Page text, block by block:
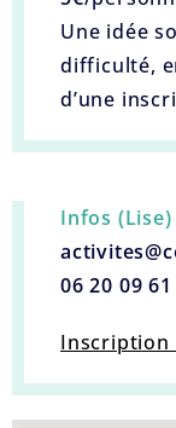
Une idée
difficulté,
d’une
Infos
06 20 09 61
Inscription